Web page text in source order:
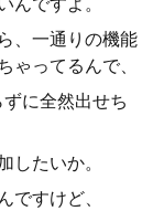
、一通りの機能
ゃってるんで、
に全然出せち
したいか。
ですけど、